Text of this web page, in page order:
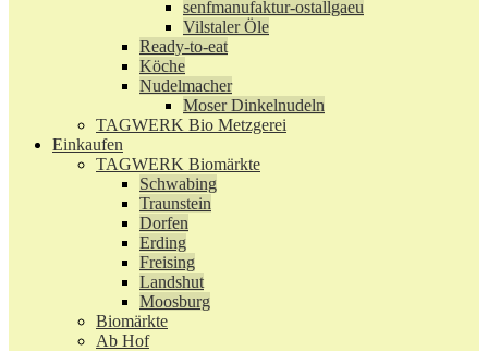
senfmanufaktur-ostallgaeu
Vilstaler Öle
Ready-to-eat
Köche
Nudelmacher
Moser Dinkelnudeln
TAGWERK Bio Metzgerei
Einkaufen
TAGWERK Biomärkte
Schwabing
Traunstein
Dorfen
Erding
Freising
Landshut
Moosburg
Biomärkte
Ab Hof